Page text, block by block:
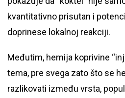
kvantitativno prisutan i
doprinese lokalnoj reakciji.
Međutim, hemija koprivine
tema, pre svega zato što se
razlikovati između vrsta,